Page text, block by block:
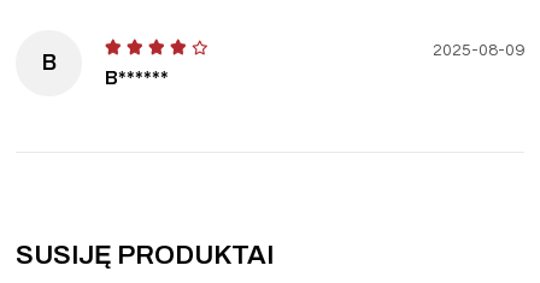
B
B******
2025-08-09
SUSIJĘ PRODUKTAI